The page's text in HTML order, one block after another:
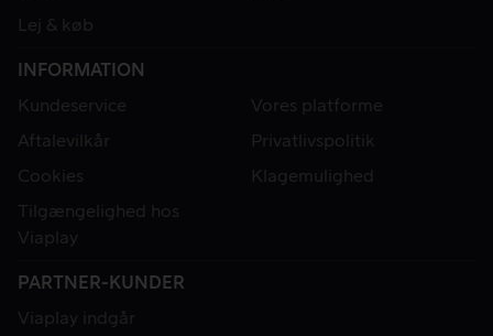
Lej & køb
INFORMATION
Kundeservice
Vores platforme
Aftalevilkår
Privatlivspolitik
Cookies
Klagemulighed
Tilgængelighed hos
Viaplay
PARTNER-KUNDER
Viaplay indgår